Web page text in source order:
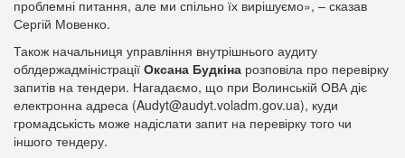
проблемні питання, але ми спільно їх вирішуємо», – сказав
Сергій Мовенко.
Також начальниця управління внутрішнього аудиту
облдержадміністрації Оксана Будкіна розповіла про перевірку
запитів на тендери. Нагадаємо, що при Волинській ОВА діє
електронна адреса (Audyt@audyt.voladm.gov.ua), куди
громадськість може надіслати запит на перевірку того чи
іншого тендеру.